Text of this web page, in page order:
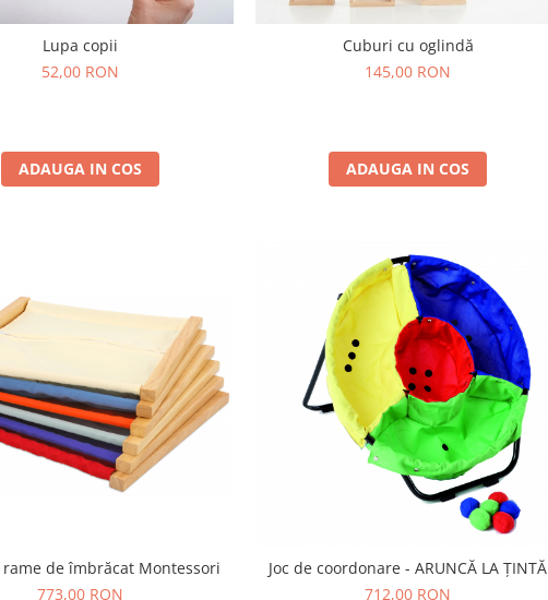
Lupa copii
52,00 RON
ADAUGA IN COS
Cuburi cu oglindă
145,00 RON
ADAUGA IN COS
rame de îmbrăcat Montessori
773,00 RON
Joc de coordonare - ARUNCĂ LA ȚINTĂ
712,00 RON